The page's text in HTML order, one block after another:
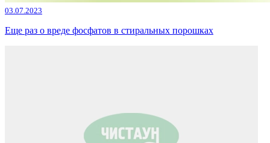
03.07.2023
Еще раз о вреде фосфатов в стиральных порошках